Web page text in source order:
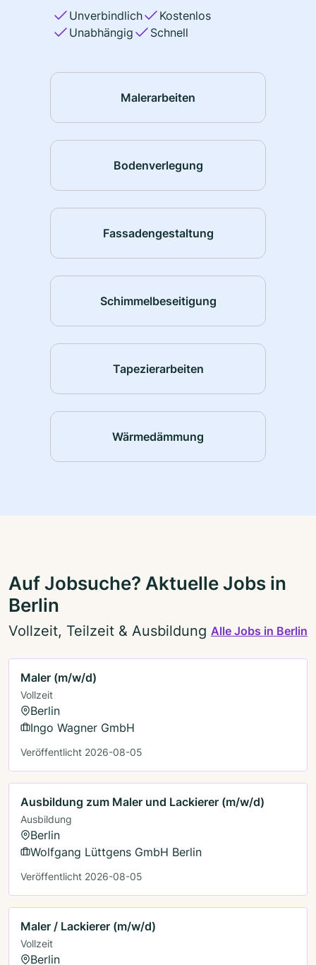
Unverbindlich
Kostenlos
Unabhängig
Schnell
Malerarbeiten
Bodenverlegung
Fassadengestaltung
Schimmelbeseitigung
Tapezierarbeiten
Wärmedämmung
Auf Jobsuche? Aktuelle Jobs in
Berlin
Vollzeit, Teilzeit & Ausbildung Alle Jobs in Berlin
Maler (m/w/d)
Vollzeit
Berlin
Ingo Wagner GmbH
Veröffentlicht 2026-08-05
Ausbildung zum Maler und Lackierer (m/w/d)
Ausbildung
Berlin
Wolfgang Lüttgens GmbH Berlin
Veröffentlicht 2026-08-05
Maler / Lackierer (m/w/d)
Vollzeit
Berlin